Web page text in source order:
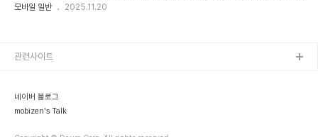
였고, 워낙에 조용히 지나간 행사라 많은 분들이 몰랐던 것 같다. 어제 KIBA 홈페이지에서
바일 오픈 마켓 3. KT 무선망개방 활성화 전략 4. OZ 성과 및 추진 방향 5. 모바일 환경에
모바일 일반 2025.11.20
네이버 블로그
mobizen's Talk
관련사이트